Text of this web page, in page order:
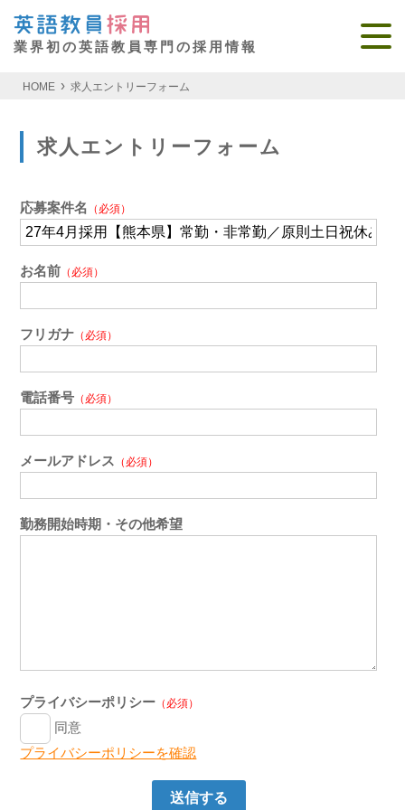
業界初の英語教員専門の採用情報
HOME 求人エントリーフォーム
求人エントリーフォーム
応募案件名 （必須）
お名前 （必須）
フリガナ （必須）
電話番号 （必須）
メールアドレス （必須）
勤務開始時期・その他希望
プライバシーポリシー （必須）
同意
プライバシーポリシーを確認
送信する